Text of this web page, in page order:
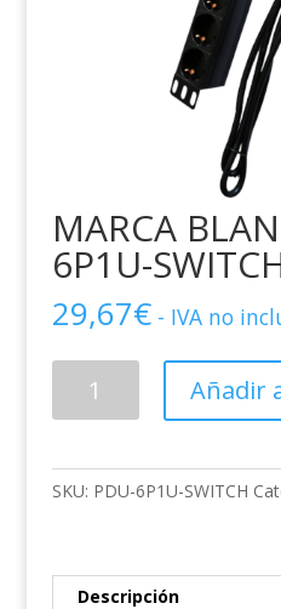
MARCA
6P1U-
29,67€ - IVA no
BLANCA
SWITCH
Añadir
SKU: PDU-6P1U-SWITCH
Descripción